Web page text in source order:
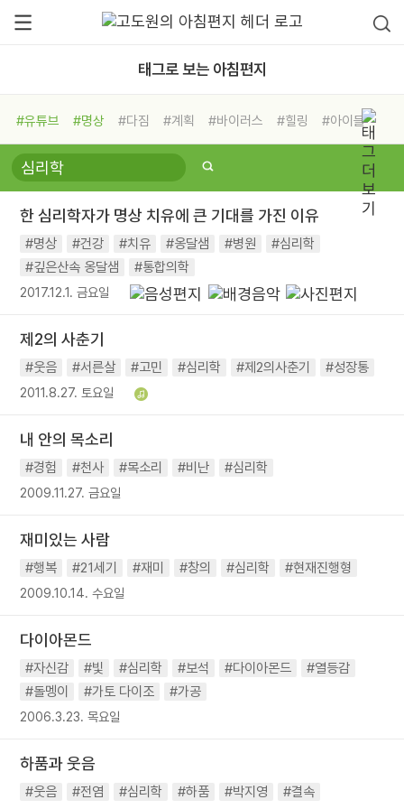
태그로 보는 아침편지
#유튜브 #명상 #다짐 #계획 #바이러스 #힐링
#아이들
#비전캠프
#독서캠프 #삶
#희망
#나눔 #친구 #링컨학교
#독서
#건강 #면역력
한 심리학자가 명상 치유에 큰 기대를 가진 이유
#명상 #건강 #치유 #옹달샘 #병원
#심리학
#깊은산속 옹달샘
#통합의학
2017.12.1. 금요일
제2의 사춘기
#웃음 #서른살 #고민 #심리학 #제2의사춘기 #성장통
2011.8.27. 토요일
내 안의 목소리
#경험 #천사 #목소리 #비난 #심리학
2009.11.27. 금요일
재미있는 사람
#행복 #21세기 #재미 #창의 #심리학 #현재진행형
2009.10.14. 수요일
다이아몬드
#자신감 #빛 #심리학 #보석 #다이아몬드
#열등감
#돌멩이
#가토 다이조 #가공
2006.3.23. 목요일
하품과 웃음
#웃음 #전염 #심리학 #하품 #박지영 #결속